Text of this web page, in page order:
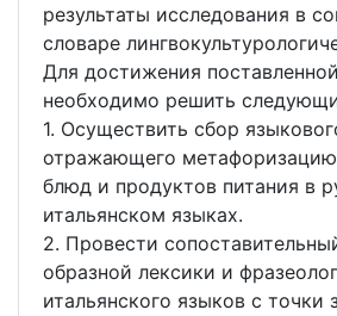
результаты исследования в
словаре
Для достижения
необходимо решить
1. Осуществить сбор
отражающего
блюд и продуктов питания в
итальянском языках.
2. Провести
образной лексики и
итальянского языков с точки